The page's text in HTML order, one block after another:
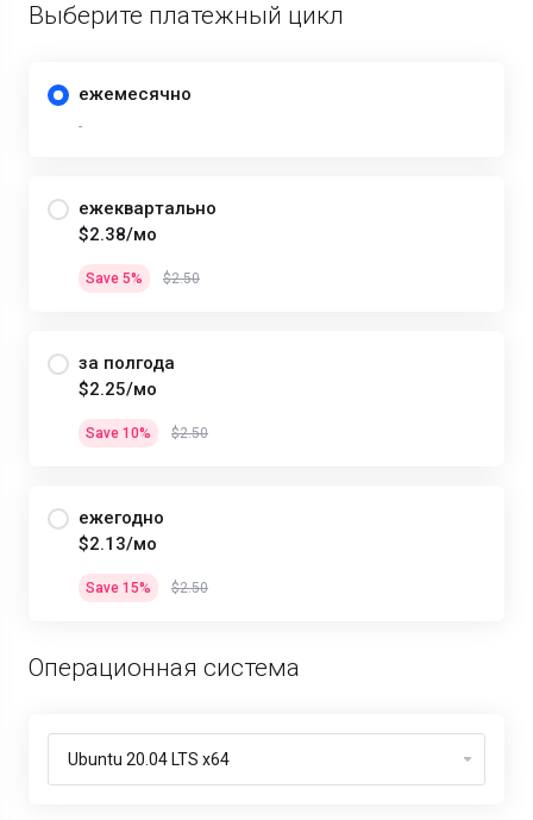
Выберите платежный цикл
ежемесячно
-
ежеквартально
$2.38/мо
Save 5% $2.50
за полгода
$2.25/мо
Save 10% $2.50
ежегодно
$2.13/мо
Save 15% $2.50
Операционная система